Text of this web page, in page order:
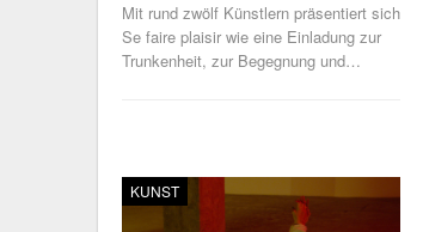
Mit rund zwölf Künstlern präsentiert sich
Se faire plaisir wie eine Einladung zur
Trunkenheit, zur Begegnung und…
KUNST